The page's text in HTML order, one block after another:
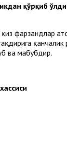
қўрқиб
фарзандлар
ва маҳбубдир.